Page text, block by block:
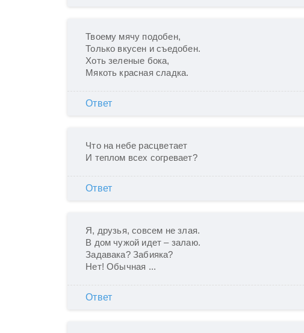
Твоему мячу подобен,
Только вкусен и съедобен.
Хоть зеленые бока,
Мякоть красная сладка.
Ответ
Что на небе расцветает
И теплом всех согревает?
Ответ
Я, друзья, совсем не злая.
В дом чужой идет – залаю.
Задавака? Забияка?
Нет! Обычная ...
Ответ